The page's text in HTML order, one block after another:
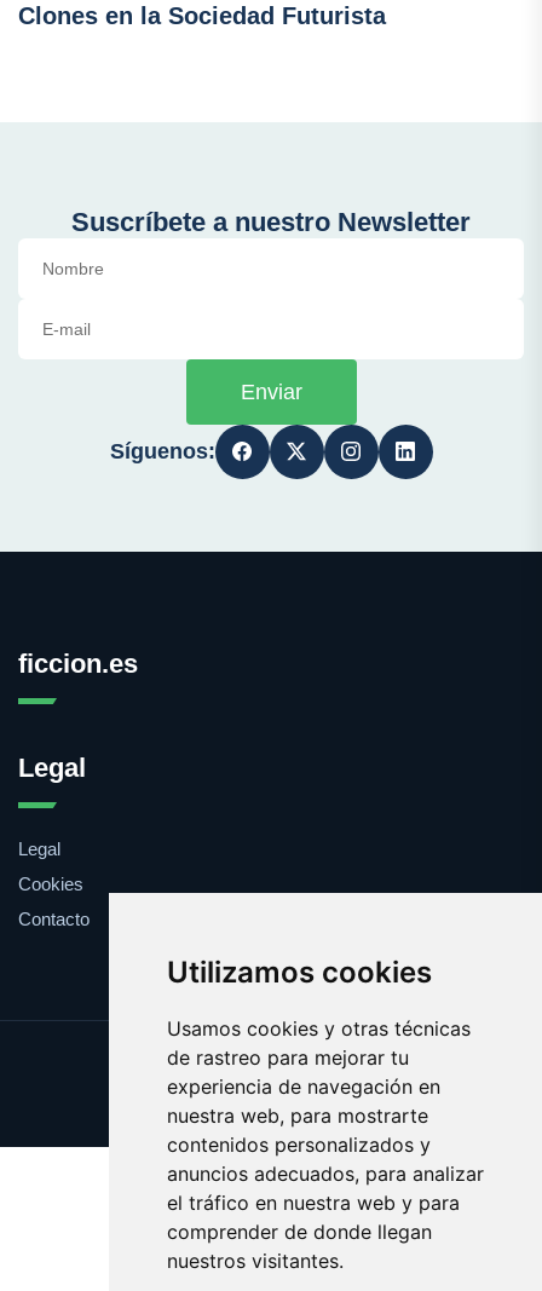
Utilizamos cookies
Usamos cookies y otras técnicas
de rastreo para mejorar tu
experiencia de navegación en
nuestra web, para mostrarte
contenidos personalizados y
anuncios adecuados, para analizar
el tráfico en nuestra web y para
comprender de donde llegan
nuestros visitantes.
Clones en la Sociedad Futurista
Suscríbete a nuestro Newsletter
Enviar
Síguenos:
ficcion.es
Legal
Legal
Cookies
Contacto
Update cookies preferences
Copyright © 2025 ficcion.es